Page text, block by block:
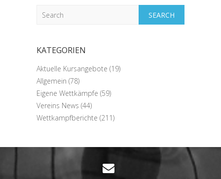
Search
KATEGORIEN
Aktuelle Kursangebote (19)
Allgemein (78)
Eigene Wettkämpfe (59)
Vereins News (44)
Wettkampfberichte (211)